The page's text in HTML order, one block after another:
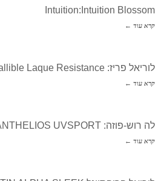
Intuition:Intuition Blossom
קרא עוד ←
לוריאל פריז: Infallible Laque Resistance
קרא עוד ←
לה רוש-פוזה: ANTHELIOS UVSPORT
קרא עוד ←